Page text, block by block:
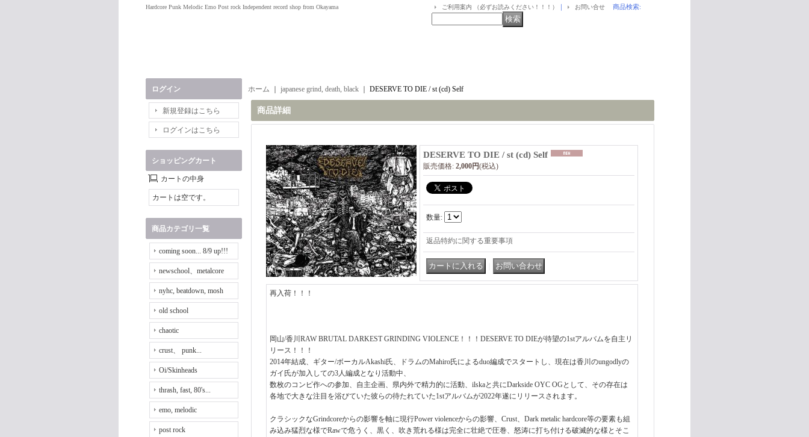
Hardcore Punk Melodic Emo Post rock Independent record shop from Okayama ご利用案内 （必ずお読みください！！！） ｜ お問い合せ 商品検索:
ログイン
新規登録はこちら
ログインはこちら
ショッピングカート
カートの中身
カートは空です。
商品カテゴリ一覧
coming soon... 8/9 up!!!
newschool、metalcore
nyhc, beatdown, mosh
old school
chaotic
crust、 punk...
Oi/Skinheads
thrash, fast, 80's...
emo, melodic
post rock
ホーム japanese grind, death, black DESERVE TO DIE / st (cd) Self
商品詳細
DESERVE TO DIE / st (cd) Self
販売価格: 2,000円(税込)
数量:
返品特約に関する重要事項
再入荷！！！
岡山/香川RAW BRUTAL DARKEST GRINDING VIOLENCE！！！DESERVE TO DIEが待望の1stアルバムを自主リ
リース！！！
2014年結成、ギター/ボーカルAkashi氏、ドラムのMahiro氏によるduo編成でスタートし、現在は香川のungodlyの
ガイ氏が加入しての3人編成となり活動中、
数枚のコンピ作への参加、自主企画、県内外で精力的に活動、ilskaと共にDarkside OYC OGとして、その存在は
各地で大きな注目を浴びていた彼らの待たれていた1stアルバムが2022年遂にリリースされます。
クラシックなGrindcoreからの影響を軸に現行Power violenceからの影響、Crust、Dark metalic hardcore等の要素も組
み込み猛烈な様でRawで危うく、黒く、吹き荒れる様は完全に壮絶で圧巻、怒涛に打ち付ける破滅的な様とそこ